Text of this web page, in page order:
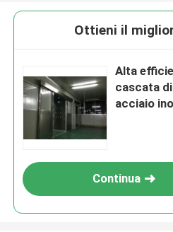
Ottieni il
Alta
cascata
acciaio
Continua